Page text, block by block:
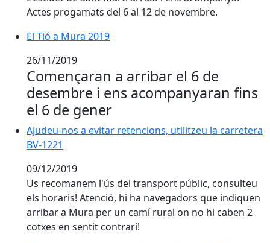
Actes progamats del 6 al 12 de novembre.
El Tió a Mura 2019
El Tió a Mura 2019
26/11/2019
Començaran a arribar el 6 de
desembre i ens acompanyaran fins
el 6 de gener
Ajudeu-nos a evitar retencions, utilitzeu la carretera
Ajudeu-nos a evitar retencions, utilitzeu la carretera
BV-1221
09/12/2019
Us recomanem l'ús del transport públic, consulteu
els horaris! Atenció, hi ha navegadors que indiquen
arribar a Mura per un camí rural on no hi caben 2
cotxes en sentit contrari!